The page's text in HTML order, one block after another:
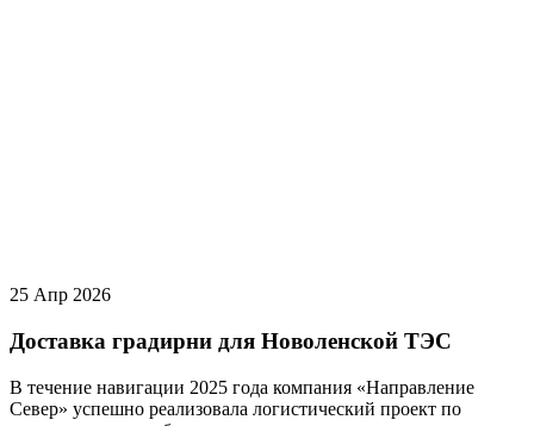
25 Апр 2026
Доставка градирни для Новоленской ТЭС
В течение навигации 2025 года компания «Направление
Север» успешно реализовала логистический проект по